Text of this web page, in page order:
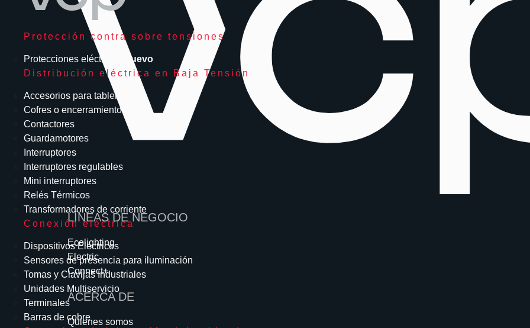
LÍNEAS DE NEGOCIO
Ecolighting
Electric
Connect+
ACERCA DE
Quienes somos
Protección contra sobre tensiones
Protecciones eléctricas
Nuevo
Distribución eléctrica en Baja Tensión
Accesorios para tableros
Cofres o encerramientos
Contactores
Guardamotores
Interruptores
Interruptores regulables
Mini interruptores
Relés Térmicos
Transformadores de corriente
Conexión eléctrica
Dispositivos Eléctricos
Sensores de presencia para iluminación
Tomas y Clavijas Industriales
Unidades Multiservicio
Terminales
Barras de cobre